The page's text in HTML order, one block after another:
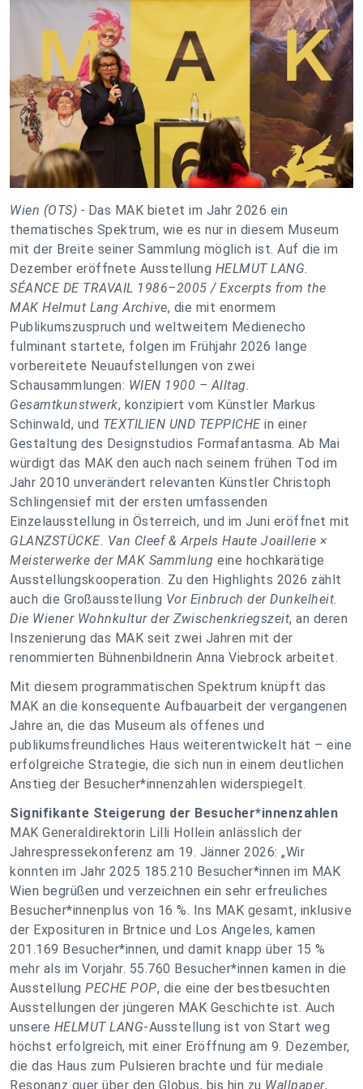
Wien (OTS) - Das MAK bietet im Jahr 2026 ein
thematisches Spektrum, wie es nur in diesem Museum
mit der Breite seiner Sammlung möglich ist. Auf die im
Dezember eröffnete Ausstellung HELMUT LANG.
SÉANCE DE TRAVAIL 1986–2005 / Excerpts from the
MAK Helmut Lang Archive, die mit enormem
Publikumszuspruch und weltweitem Medienecho
fulminant startete, folgen im Frühjahr 2026 lange
vorbereitete Neuaufstellungen von zwei
Schausammlungen: WIEN 1900 – Alltag.
Gesamtkunstwerk, konzipiert vom Künstler Markus
Schinwald, und TEXTILIEN UND TEPPICHEin einer
Gestaltung des Designstudios Formafantasma. Ab Mai
würdigt das MAK den auch nach seinem frühen Tod im
Jahr 2010 unverändert relevanten Künstler Christoph
Schlingensief mit der ersten umfassenden
Einzelausstellung in Österreich, und im Juni eröffnet mit
GLANZSTÜCKE. Van Cleef & Arpels Haute Joaillerie ×
Meisterwerke der MAK Sammlung eine hochkarätige
Ausstellungskooperation. Zu den Highlights 2026 zählt
auch die Großausstellung Vor Einbruch der Dunkelheit.
Die Wiener Wohnkultur der Zwischenkriegszeit, an deren
Inszenierung das MAK seit zwei Jahren mit der
renommierten Bühnenbildnerin Anna Viebrock arbeitet.
Mit diesem programmatischen Spektrum knüpft das
MAK an die konsequente Aufbauarbeit der vergangenen
Jahre an, die das Museum als offenes und
publikumsfreundliches Haus weiterentwickelt hat – eine
erfolgreiche Strategie, die sich nun in einem deutlichen
Anstieg der Besucher*innenzahlen widerspiegelt.
Signifikante Steigerung der Besucher*innenzahlen
MAK Generaldirektorin Lilli Hollein anlässlich der
Jahrespressekonferenz am 19. Jänner 2026: „Wir
konnten im Jahr 2025 185.210 Besucher*innen im MAK
Wien begrüßen und verzeichnen ein sehr erfreuliches
Besucher*innenplus von 16 %. Ins MAK gesamt, inklusive
der Exposituren in Brtnice und Los Angeles, kamen
201.169 Besucher*innen, und damit knapp über 15 %
mehr als im Vorjahr. 55.760 Besucher*innen kamen in die
Ausstellung PECHE POP, die eine der bestbesuchten
Ausstellungen der jüngeren MAK Geschichte ist. Auch
unsere HELMUT LANG-Ausstellung ist von Start weg
höchst erfolgreich, mit einer Eröffnung am 9. Dezember,
die das Haus zum Pulsieren brachte und für mediale
Resonanz quer über den Globus, bis hin zu Wallpaper,